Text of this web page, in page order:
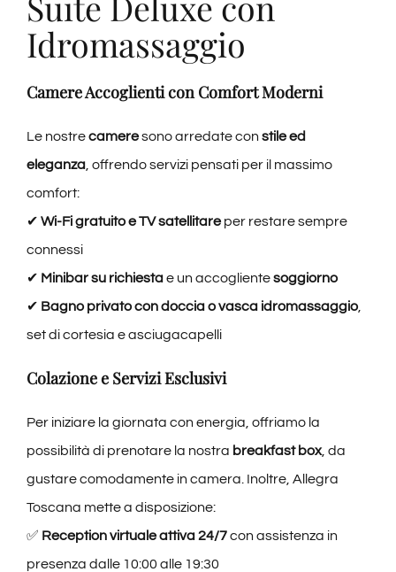
Idromassaggio
Camere Accoglienti con Comfort Moderni
Le nostrecameresono arredate con stile ed
eleganza, offrendo servizi pensati per il massimo
comfort:
✔ Wi-Fi gratuito e TV satellitareper restare sempre
connessi
✔ Minibar su richiestae un accoglientesoggiorno
✔ Bagno privato con doccia o vasca idromassaggio,
set di cortesia e asciugacapelli
Colazione e Servizi Esclusivi
Per iniziare la giornata con energia, offriamo la
possibilità di prenotare la nostra breakfast box, da
gustare comodamente in camera. Inoltre, Allegra
Toscana mette a disposizione:
✅ Reception virtuale attiva 24/7con assistenza in
presenza dalle 10:00 alle 19:30